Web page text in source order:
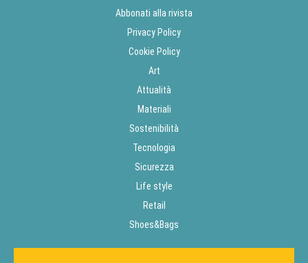
Abbonati alla rivista
Privacy Policy
Cookie Policy
Art
Attualità
Materiali
Sostenibilità
Tecnologia
Sicurezza
Life style
Retail
Shoes&Bags